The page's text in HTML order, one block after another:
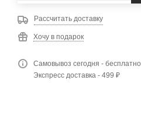
Рассчитать доставку
Хочу в подарок
Самовывоз сегодня - бесплатно
Экспресс доставка - 499 ₽